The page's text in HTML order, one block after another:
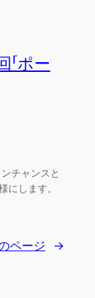
ポー
チャンスと
にします。
ページ →